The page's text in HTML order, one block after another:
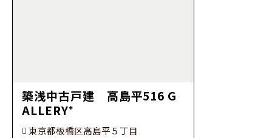
築浅中古戸建 高島平516 G
ALLERY⁺
東京都板橋区高島平５丁目